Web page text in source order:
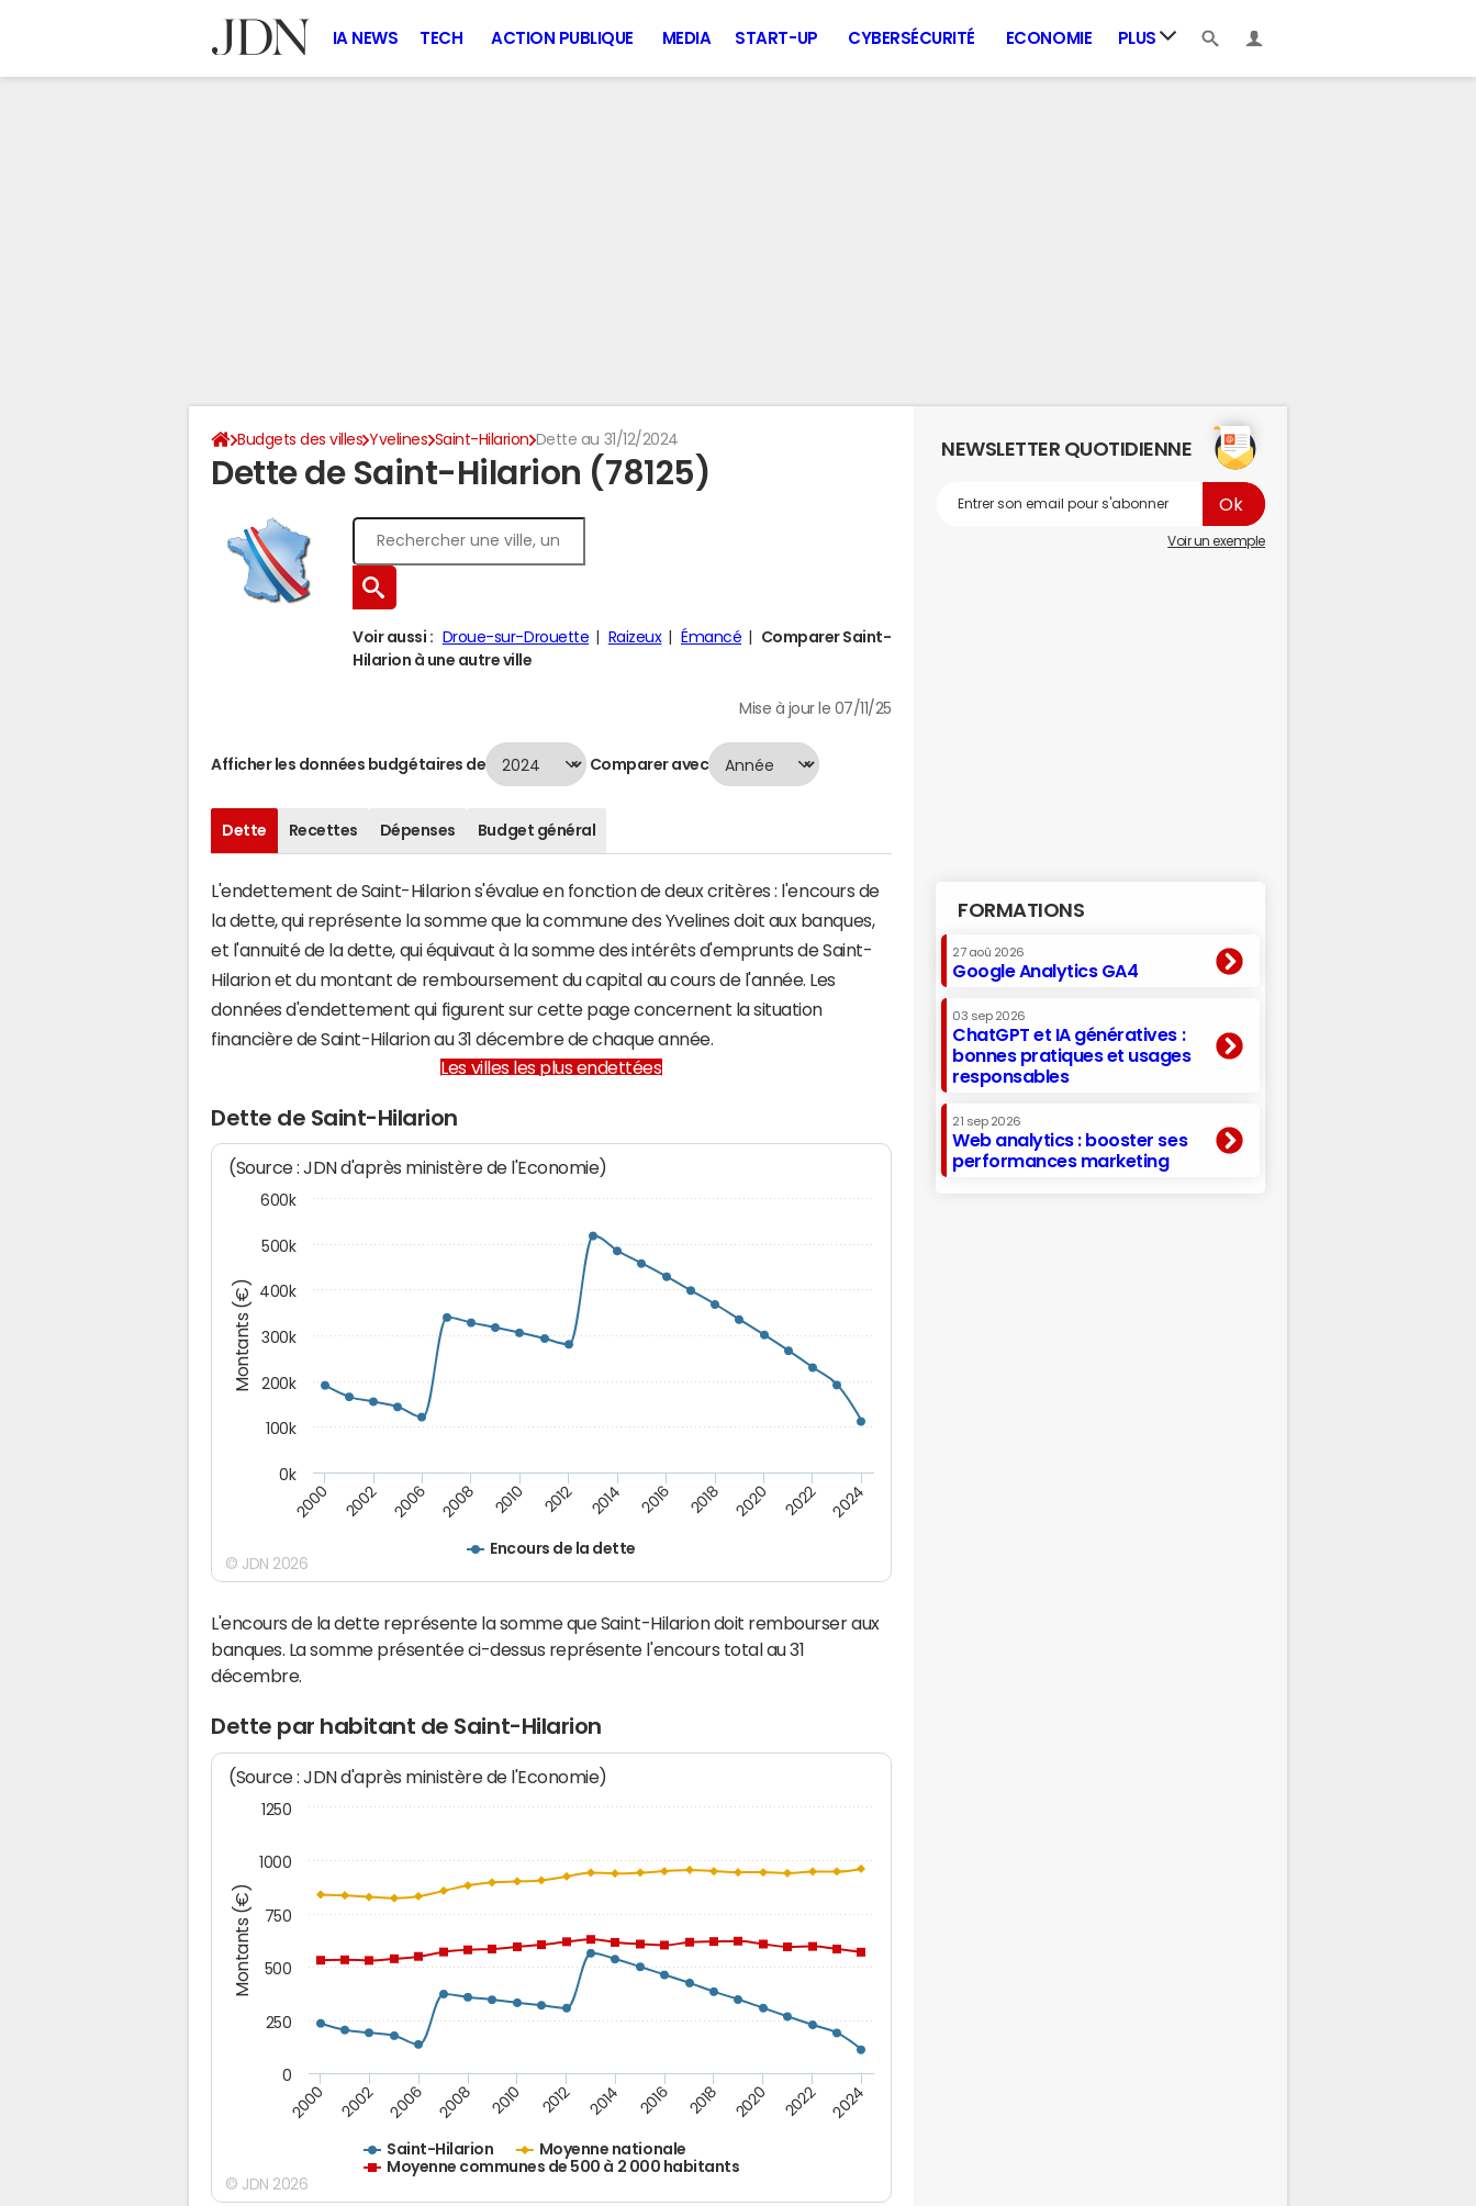
IA NEWS TECH ACTION PUBLIQUE MEDIA START-UP CYBERSÉCURITÉ ECONOMIE PLUS
Budgets des villes Yvelines Saint-Hilarion Dette au 31/12/2024
Dette de Saint-Hilarion (78125)
Voir aussi : Droue-sur-Drouette Raizeux Émancé
Comparer Saint-
Hilarion à une autre ville
Mise à jour le 07/11/25
Afficher les données budgétaires de Comparer avec
Dette Recettes Dépenses Budget général
L'endettement de Saint-Hilarion s'évalue en fonction de deux critères : l'encours de
la dette, qui représente la somme que la commune des Yvelines doit aux banques,
et l'annuité de la dette, qui équivaut à la somme des intérêts d'emprunts de Saint-
Hilarion et du montant de remboursement du capital au cours de l'année. Les
données d'endettement qui figurent sur cette page concernent la situation
financière de Saint-Hilarion au 31 décembre de chaque année.
Les villes les plus endettées
Dette de Saint-Hilarion
Montants (€)
(Source : JDN d'après ministère de l'Economie)
Encours de la dette
2000 2002 2006 2008 2010 2012 2014 2016 2018 2020 2022 2024
0k
100k
200k
300k
400k
500k
600k
© JDN 2026
L'encours de la dette représente la somme que Saint-Hilarion doit rembourser aux
banques. La somme présentée ci-dessus représente l'encours total au 31
décembre.
Dette par habitant de Saint-Hilarion
Montants (€)
(Source : JDN d'après ministère de l'Economie)
Saint-Hilarion
Moyenne nationale
Moyenne communes de 500 à 2 000 habitants
2000 2002 2006 2008 2010 2012 2014 2016 2018 2020 2022 2024
0
250
500
750
1000
1250
© JDN 2026
NEWSLETTER QUOTIDIENNE
Voir un exemple
FORMATIONS
27 aoû 2026
Google Analytics GA4
03 sep 2026
ChatGPT et IA génératives :
bonnes pratiques et usages
responsables
21 sep 2026
Web analytics : booster ses
performances marketing